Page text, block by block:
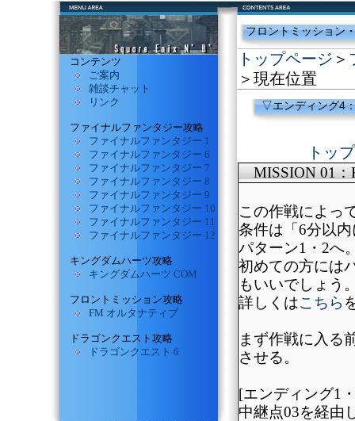
コンテンツ
ご案内
雑談チャット
リンク
ファイナルファンタジー攻略
ファイナルファンタジー 1
ファイナルファンタジー 6
ファイナルファンタジー 7
ファイナルファンタジー 8
ファイナルファンタジー 9
ファイナルファンタジー 10
ファイナルファンタジー 11
ファイナルファンタジー 12
キングダムハーツ攻略
キングダムハーツ COM
フロントミッション攻略
FM オルタナティブ
ドラゴンクエスト攻略
ドラゴンクエスト 6
フロントミッション
トップページ ＞
＞現在位置
▽エンディング4
トッ
MISSION 01：
この作戦によっ
条件は「6分以
パターン1・2へ
初めての方には
もいいでしょう
詳しくはこちら
まず作戦に入る
させる。
[エンディング1
中継点03を経由